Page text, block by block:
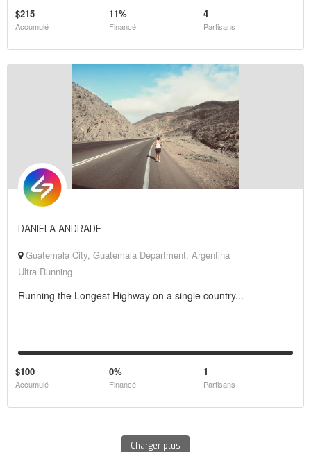
$215
Accumulé
11%
Financé
4
Partisans
DANIELA ANDRADE
Guatemala City, Guatemala Department, Argentina
Ultra Running
Running the Longest Highway on a single country...
$100
Accumulé
0%
Financé
1
Partisans
Charger plus